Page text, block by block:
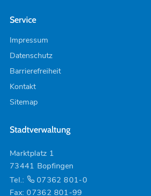
Service
Impressum
Datenschutz
Barrierefreiheit
Kontakt
Sitemap
Stadtverwaltung
Marktplatz 1
73441 Bopfingen
Tel.:
07362 801-0
Fax: 07362 801-99